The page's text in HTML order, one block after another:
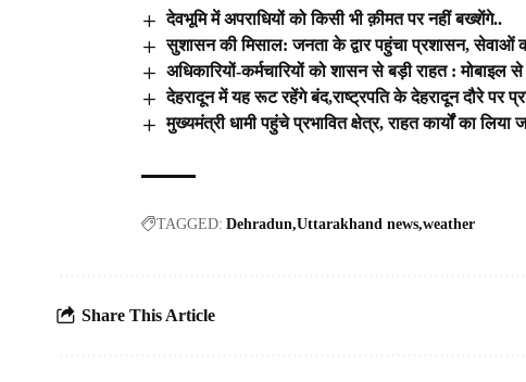
देवभूमि में अपराधियों को किसी भी क़ीमत पर नहीं बख्शेंगे..
सुशासन की मिसाल: जनता के द्वार पहुंचा प्रशासन, सेवाओं
अधिकारियों-कर्मचारियों को शासन से बड़ी राहत : मोबाइल से
देहरादून में यह रूट रहेंगे बंद,राष्ट्रपति के देहरादून दौरे पर
मुख्यमंत्री धामी पहुंचे प्रभावित क्षेत्र, राहत कार्यों का
TAGGED: Dehradun Uttarakhand news weather
Share This Article